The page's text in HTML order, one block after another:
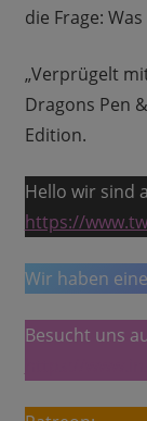
die Frage:
„Verprügelt
Dragons Pen
Edition.
Hello wir sind
https://
Wir haben
Besucht uns